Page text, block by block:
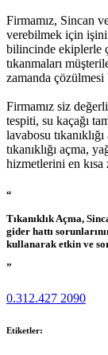
Firmamız, Sincan
verebilmek için
bilincinde ekiplerle
tıkanmaları
zamanda
Firmamız siz
tespiti, su kaçağı
lavabosu
tıkanıklığı açma,
hizmetlerini en kısa
“
Tıkanıklık Açma,
gider hattı
kullanarak etkin ve
”
0.312.427 2090
Etiketler: